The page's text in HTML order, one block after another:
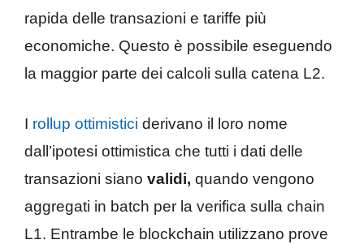
rapida delle transazioni e tariffe più
economiche. Questo è possibile eseguendo
la maggior parte dei calcoli sulla catena L2.
I rollup ottimistici derivano il loro nome
dall’ipotesi ottimistica che tutti i dati delle
transazioni siano validi, quando vengono
aggregati in batch per la verifica sulla chain
L1. Entrambe le blockchain utilizzano prove